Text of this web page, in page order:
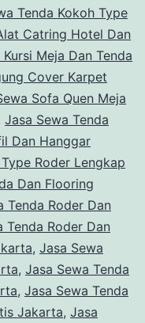
Serbaguna
jakarta
Ideal
Untuk
Event
maupun
Gudang
Tenda Kokoh Type
Catring Hotel Dan
Meja Dan Tenda
Cover Karpet
Sofa Quen Meja
Jasa Sewa Tenda
Dan Hanggar
Roder Lengkap
Dan Flooring
Tenda Roder Dan
Tenda Roder Dan
, Jasa Sewa
, Jasa Sewa Tenda
, Jasa Sewa Tenda
Jakarta, Jasa